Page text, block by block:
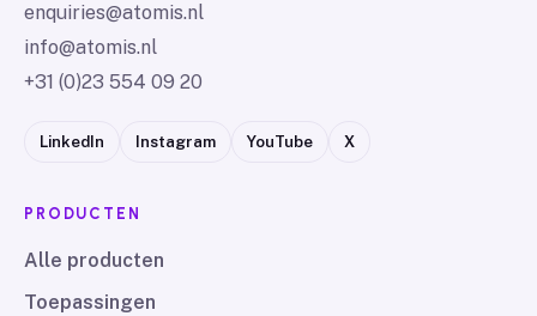
enquiries@atomis.nl
info@atomis.nl
+31 (0)23 554 09 20
LinkedIn Instagram YouTube X
PRODUCTEN
Alle producten
Toepassingen